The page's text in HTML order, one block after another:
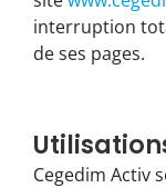
interruption
de ses pages.
Cegedim Activ